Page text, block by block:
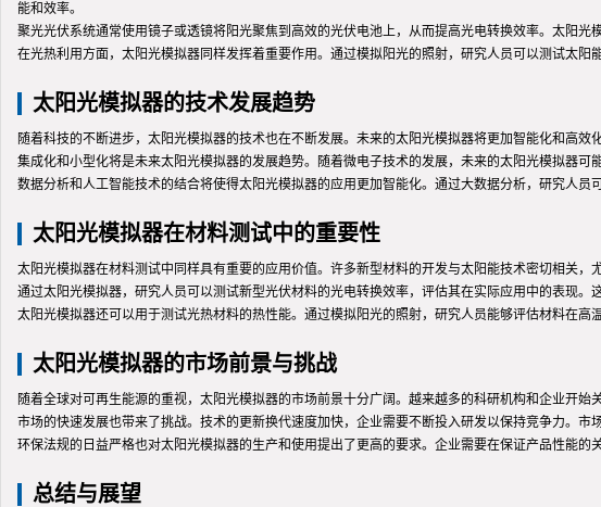
能和效率。
聚光光伏系统通常使用镜子或透镜将阳光聚焦到高效的光伏电池上，从而提高光电转换效率。太阳
在光热利用方面，太阳光模拟器同样发挥着重要作用。通过模拟阳光的照射，研究人员可以测试太
太阳光模拟器的技术发展趋势
随着科技的不断进步，太阳光模拟器的技术也在不断发展。未来的太阳光模拟器将更加智能化和高
集成化和小型化将是未来太阳光模拟器的发展趋势。随着微电子技术的发展，未来的太阳光模拟器
数据分析和人工智能技术的结合将使得太阳光模拟器的应用更加智能化。通过大数据分析，研究人员
太阳光模拟器在材料测试中的重要性
太阳光模拟器在材料测试中同样具有重要的应用价值。许多新型材料的开发与太阳能技术密切相关，
通过太阳光模拟器，研究人员可以测试新型光伏材料的光电转换效率，评估其在实际应用中的表现
太阳光模拟器还可以用于测试光热材料的热性能。通过模拟阳光的照射，研究人员能够评估材料在高
太阳光模拟器的市场前景与挑战
随着全球对可再生能源的重视，太阳光模拟器的市场前景十分广阔。越来越多的科研机构和企业开始
市场的快速发展也带来了挑战。技术的更新换代速度加快，企业需要不断投入研发以保持竞争力。市
环保法规的日益严格也对太阳光模拟器的生产和使用提出了更高的要求。企业需要在保证产品性能的
总结与展望